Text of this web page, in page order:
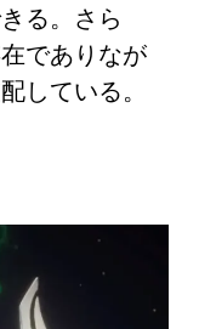
る。さら
でありなが
している。